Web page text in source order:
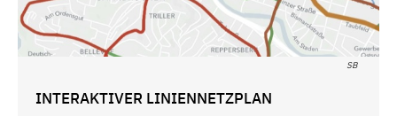
SB
INTERAKTIVER LINIENNETZPLAN